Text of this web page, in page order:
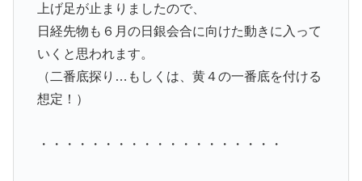
上げ足が止まりましたので、
日経先物も６月の日銀会合に向けた動きに入って
いくと思われます。
（二番底探り…もしくは、黄４の一番底を付ける
想定！）
・・・・・・・・・・・・・・・・・・・